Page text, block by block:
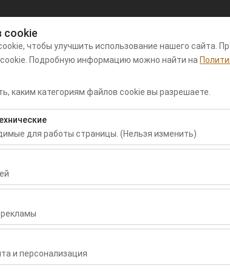
cookie
чтобы улучшить использование нашего сайта.
Подробную информацию можно найти на
каким категориям файлов cookie вы разрешаете.
для работы страницы. (Нельзя изменить)
для корректной работы сайта, безопасности,
отключить.
нам анализировать, как используется наш сайт
поведение пользователей). Эти данные
и постоянного улучшения пользовательского
показывать вам персонализированную рекламу
эффективность наших рекламных кампаний (показы,
и персонализация
автомобили
Дата и время пуска
09:00
Эгейского побережья: маршрут от Даламана до